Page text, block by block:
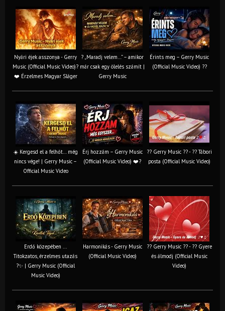
Nyári éjek asszonya - Gerry
Music (Official Music Video)?
❤️ Érzelmes Magyar Sláger
? „Maradj velem…” – amikor
már csak egy ölelés számít |
Gerry Music
Érints meg – Gerry Music
(Official Music Video) ??
☀️ Kergesd el a felhőt… még
nincs vége! | Gerry Music –
Official Music Video
Érj hozzám – Gerry Music
(Official Music Video) ❤️?
?? Gerry Music ?? - ?? Tábori
posta (Official Music Video)
Erdő közepében ...
Titokzatos, érzelmes utazás
?✨ | Gerry Music (Official
Music Video)
Harmonikás - Gerry Music
(Official Music Video)
?? Gerry Music ?? - ?? Gyere
és álmodj (Official Music
Video)